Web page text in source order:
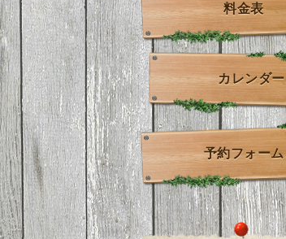
料金表
カレンダー
予約フォーム